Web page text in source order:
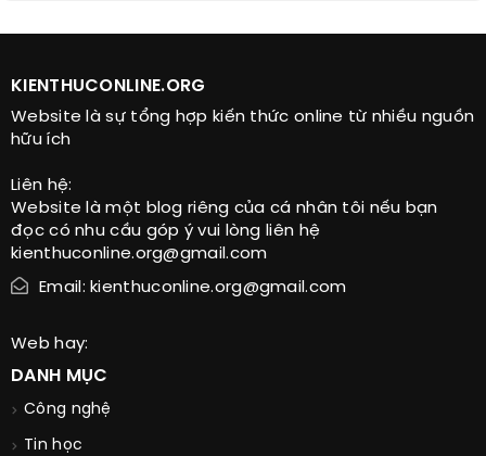
KIENTHUCONLINE.ORG
Website là sự tổng hợp kiến thức online từ nhiều nguồn
hữu ích
Liên hệ:
Website là một blog riêng của cá nhân tôi nếu bạn
đọc có nhu cầu góp ý vui lòng liên hệ
kienthuconline.org@gmail.com
Email: kienthuconline.org@gmail.com
Web hay:
DANH MỤC
Công nghệ
Tin học